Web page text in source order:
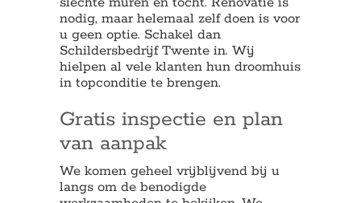
nodig, maar helemaal zelf doen is voor
u geen optie. Schakel dan
Schildersbedrijf Twente in. Wij
hielpen al vele klanten hun droomhuis
in topconditie te brengen.
Gratis inspectie en plan
van aanpak
We komen geheel vrijblijvend bij u
langs om de benodigde